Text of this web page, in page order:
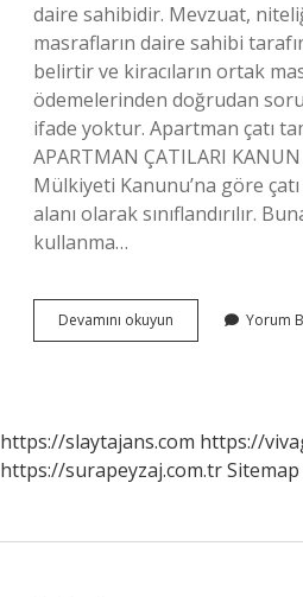
daire sahibidir. Mevzuat,
masrafların daire sahibi
belirtir ve kiracıların ortak
ödemelerinden doğrudan
ifade yoktur. Apartman çatı
APARTMAN ÇATILARI
Mülkiyeti Kanunu’na göre
alanı olarak sınıflandırılır.
kullanma…
Devamını okuyun Apartman
Kapısı
Yorum
https://slaytajans.com https://
https://surapeyzaj.com.trSitemap